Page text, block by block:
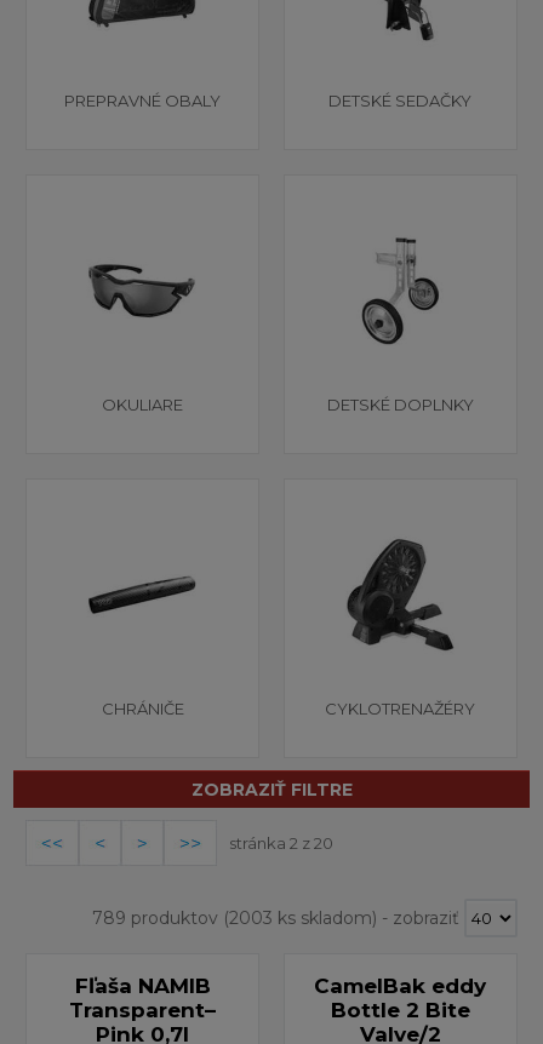
PREPRAVNÉ OBALY DETSKÉ SEDAČKY
OKULIARE DETSKÉ DOPLNKY
CHRÁNIČE CYKLOTRENAŽÉRY
ZOBRAZIŤ FILTRE
stránka 2 z 20
789 produktov(2003 ks skladom) - zobraziť
Fľaša NAMIB
Transparent–
Pink 0,7l
CamelBak eddy
Bottle 2 Bite
Valve/2